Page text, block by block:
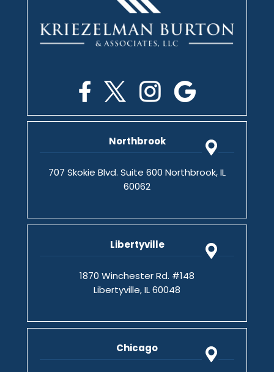
Northbrook
707 Skokie Blvd. Suite 600 Northbrook, IL
60062
Libertyville
1870 Winchester Rd. #148
Libertyville, IL 60048
Chicago